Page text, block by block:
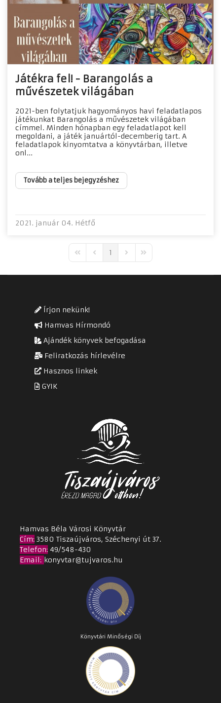
Játékra fel! - Barangolás a
művészetek világában
2021-ben folytatjuk hagyományos havi feladatlapos
játékunkat Barangolás a művészetek világában
címmel. Minden hónapban egy feladatlapot kell
megoldani, a játék januártól-decemberig tart. A
feladatlapok kinyomtatva a könyvtárban, illetve
onl...
Tovább a teljes bejegyzéshez
2021. január 04. Hétfő
First PagePrevious Page
1 Next PageLast Page
Írjon nekünk!
Hamvas Hírmondó
Ajándék könyvek befogadása
Feliratkozás hírlevélre
Hasznos linkek
GYIK
Hamvas Béla Városi Könyvtár
Cím: 3580 Tiszaújváros, Széchenyi út 37.
Telefon: 49/548-430
Email : konyvtar@tujvaros.hu
Könyvtári Minőségi Díj